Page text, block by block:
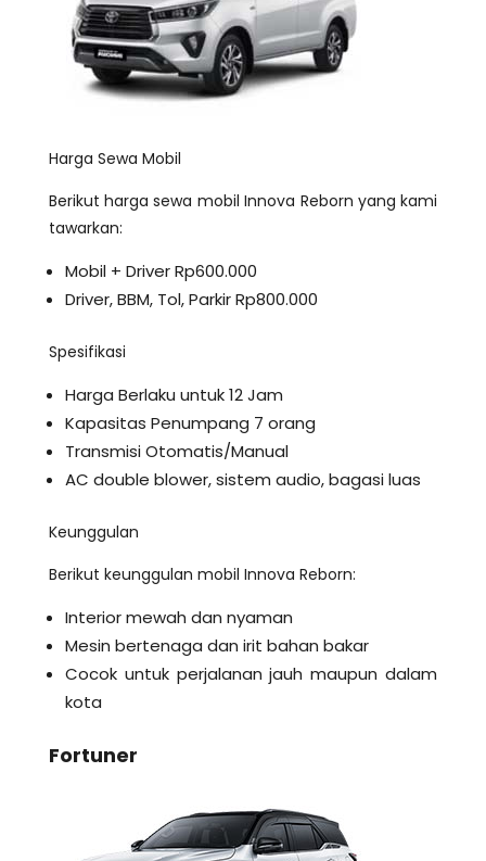
Harga Sewa Mobil
Berikut harga sewa mobil Innova Reborn yang kami
tawarkan:
Mobil + Driver Rp600.000
Driver, BBM, Tol, Parkir Rp800.000
Spesifikasi
Harga Berlaku untuk 12 Jam
Kapasitas Penumpang 7 orang
Transmisi Otomatis/Manual
AC double blower, sistem audio, bagasi luas
Keunggulan
Berikut keunggulan mobil Innova Reborn:
Interior mewah dan nyaman
Mesin bertenaga dan irit bahan bakar
Cocok untuk perjalanan jauh maupun dalam
kota
Fortuner